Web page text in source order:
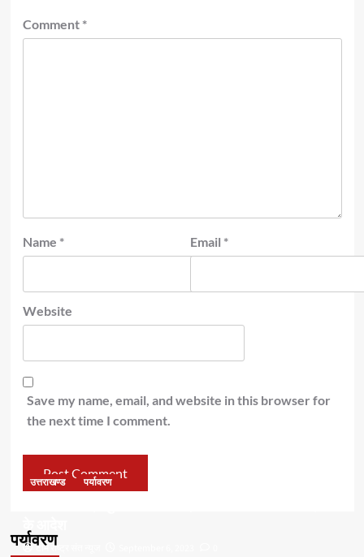
Comment *
Name * Email *
Website
Save my name, email, and website in this browser for
the next time I comment.
पर्यावरण
उत्तराखण्ड पर्यावरण
के आदेश
टीम राष्ट्र संत न्यूज